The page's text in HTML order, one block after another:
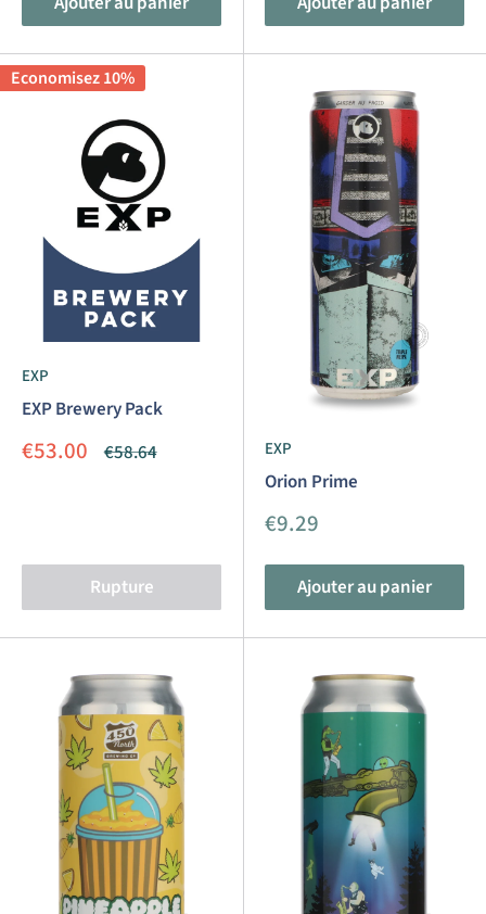
Economisez 10%
EXP
EXP Brewery Pack
Prix
€53.00 Prix
€58.64
Rupture
EXP
Orion Prime
Prix
€9.29
Ajouter au panier